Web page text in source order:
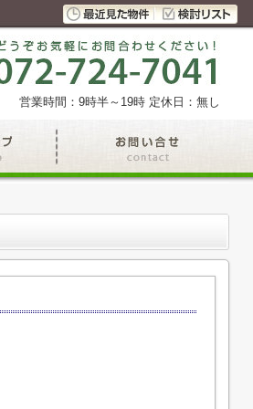
営業時間：9時半～19時 定休日：無し